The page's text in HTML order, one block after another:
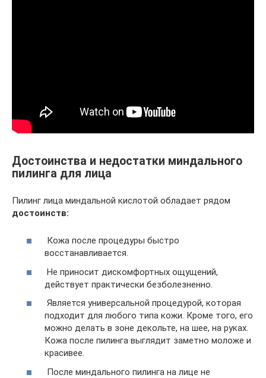
Достоинства и недостатки миндального
пилинга для лица
Пилинг лица миндальной кислотой обладает рядом
достоинств:
Кожа после процедуры быстро
восстанавливается.
Не приносит дискомфортных ощущений,
действует практически безболезненно.
Является универсальной процедурой, которая
подходит для любого типа кожи. Кроме того, его
можно делать в зоне декольте, на шее, на руках.
Кожа после пилинга выглядит заметно моложе и
красивее.
После миндального пилинга на лице не